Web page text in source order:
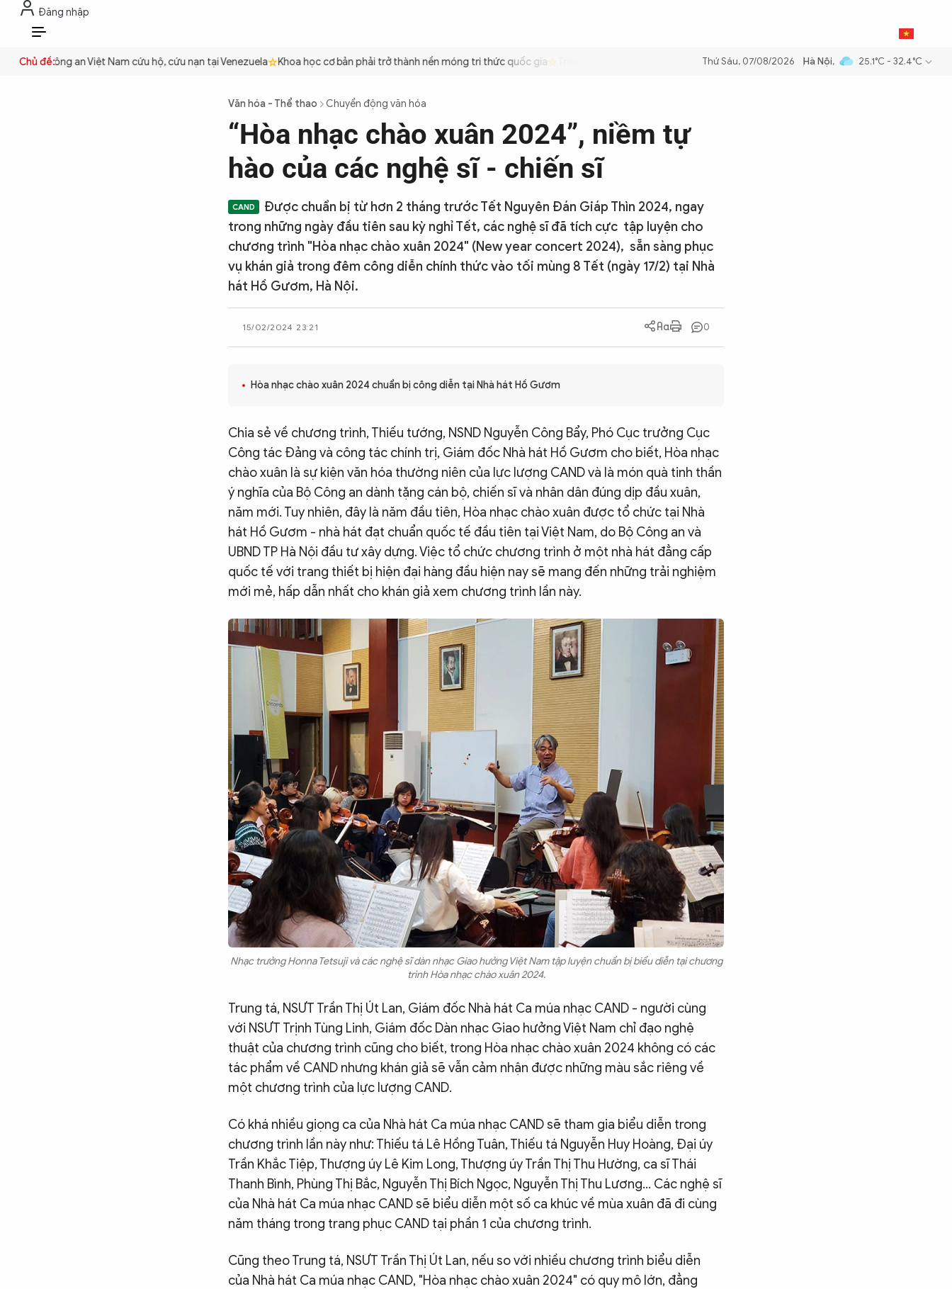
Đăng nhập
VI
Chủ đề:
Công an Việt Nam cứu hộ, cứu nạn tại Venezuela Khoa học cơ bản phải trở thành nền móng tri thức quốc gia Triệt để tiết kiệm xăng dầu để đảm bảo an ninh năng lượng quốc gia Thực hiện Nghị
Thứ Sáu, 07/08/2026 Hà Nội, 25.1°C - 32.4°C
Văn hóa - Thể thao Chuyển động văn hóa
“Hòa nhạc chào xuân 2024”, niềm tự
hào của các nghệ sĩ - chiến sĩ
Được chuẩn bị từ hơn 2 tháng trước Tết Nguyên Đán Giáp Thìn 2024, ngay
trong những ngày đầu tiên sau kỳ nghỉ Tết, các nghệ sĩ đã tích cực tập luyện cho
chương trình "Hòa nhạc chào xuân 2024" (New year concert 2024), sẵn sàng phục
vụ khán giả trong đêm công diễn chính thức vào tối mùng 8 Tết (ngày 17/2) tại Nhà
hát Hồ Gươm, Hà Nội.
15/02/2024 23:21 0
Hòa nhạc chào xuân 2024 chuẩn bị công diễn tại Nhà hát Hồ Gươm
Chia sẻ về chương trình, Thiếu tướng, NSND Nguyễn Công Bẩy, Phó Cục trưởng Cục
Công tác Đảng và công tác chính trị, Giám đốc Nhà hát Hồ Gươm cho biết, Hòa nhạc
chào xuân là sự kiện văn hóa thường niên của lực lượng CAND và là món quà tinh thần
ý nghĩa của Bộ Công an dành tặng cán bộ, chiến sĩ và nhân dân đúng dịp đầu xuân,
năm mới. Tuy nhiên, đây là năm đầu tiên, Hòa nhạc chào xuân được tổ chức tại Nhà
hát Hồ Gươm - nhà hát đạt chuẩn quốc tế đầu tiên tại Việt Nam, do Bộ Công an và
UBND TP Hà Nội đầu tư xây dựng. Việc tổ chức chương trình ở một nhà hát đẳng cấp
quốc tế với trang thiết bị hiện đại hàng đầu hiện nay sẽ mang đến những trải nghiệm
mới mẻ, hấp dẫn nhất cho khán giả xem chương trình lần này.
Nhạc trưởng Honna Tetsuji và các nghệ sĩ dàn nhạc Giao hưởng Việt Nam tập luyện chuẩn bị biểu diễn tại chương
trình Hòa nhạc chào xuân 2024.
Trung tá, NSƯT Trần Thị Út Lan, Giám đốc Nhà hát Ca múa nhạc CAND - người cùng
với NSƯT Trịnh Tùng Linh, Giám đốc Dàn nhạc Giao hưởng Việt Nam chỉ đạo nghệ
thuật của chương trình cũng cho biết, trong Hòa nhạc chào xuân 2024 không có các
tác phẩm về CAND nhưng khán giả sẽ vẫn cảm nhận được những màu sắc riêng về
một chương trình của lực lượng CAND.
Có khá nhiều giọng ca của Nhà hát Ca múa nhạc CAND sẽ tham gia biểu diễn trong
chương trình lần này như: Thiếu tá Lê Hồng Tuân, Thiếu tá Nguyễn Huy Hoàng, Đại úy
Trần Khắc Tiệp, Thượng úy Lê Kim Long, Thượng úy Trần Thị Thu Hường, ca sĩ Thái
Thanh Bình, Phùng Thị Bắc, Nguyễn Thị Bích Ngọc, Nguyễn Thị Thu Lương… Các nghệ sĩ
của Nhà hát Ca múa nhạc CAND sẽ biểu diễn một số ca khúc về mùa xuân đã đi cùng
năm tháng trong trang phục CAND tại phần 1 của chương trình.
Cũng theo Trung tá, NSƯT Trần Thị Út Lan, nếu so với nhiều chương trình biểu diễn
của Nhà hát Ca múa nhạc CAND, "Hòa nhạc chào xuân 2024" có quy mô lớn, đẳng